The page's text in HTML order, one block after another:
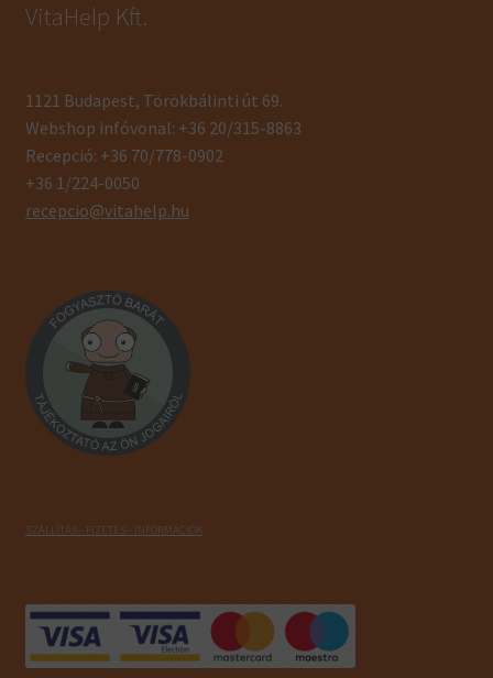
VitaHelp Kft.
1121 Budapest, Törökbálinti út 69.
Webshop infóvonal: +36 20/315-8863
Recepció: +36 70/778-0902
+36 1/224-0050
recepcio@vitahelp.hu
SZÁLLÍTÁS - FIZETÉS - INFORMÁCIÓK